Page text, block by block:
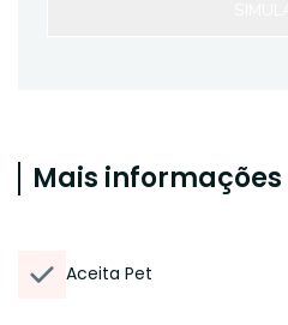
Mais informações
Aceita Pet